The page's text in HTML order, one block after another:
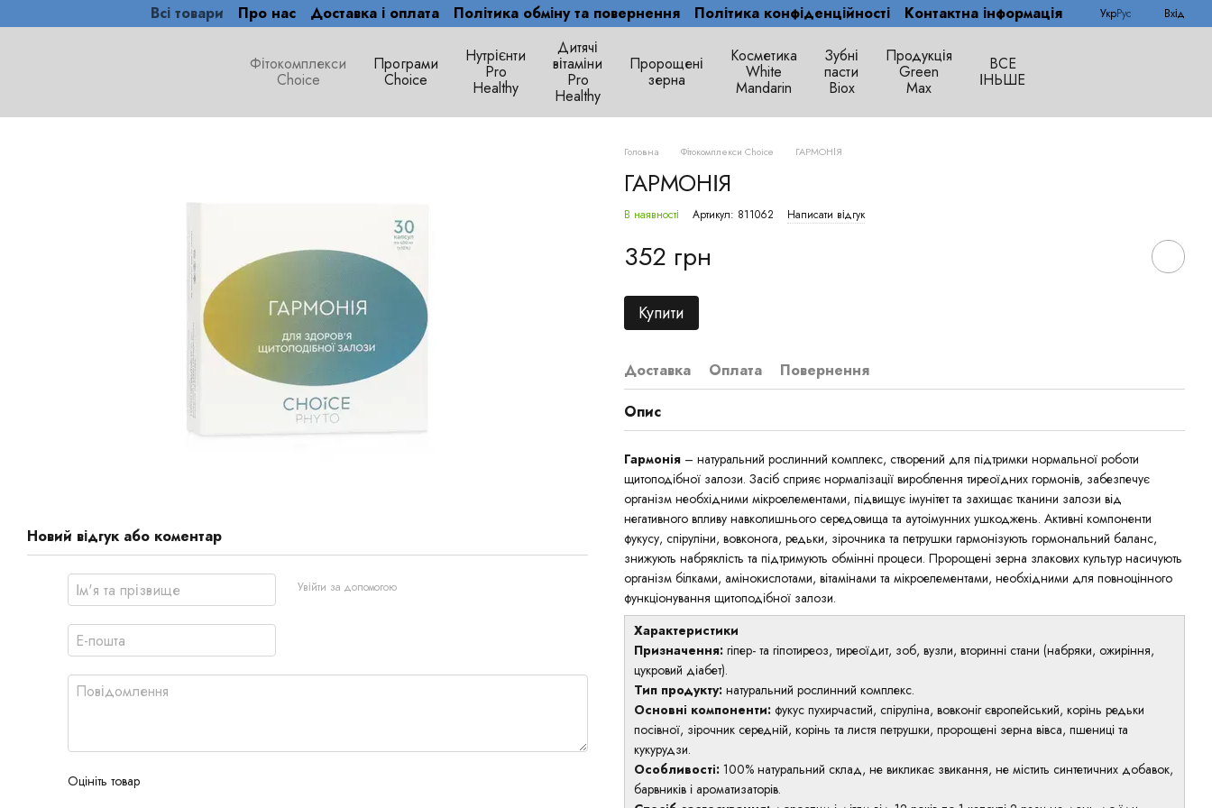
Перейти до основного контенту
Всі товари Про нас Доставка і оплата Політика обміну та повернення Політика конфіденційності Контактна інформація УкрРус Вхід
Фітокомплекси
Сhoice
Програми
Choice
Нутрієнти
Рro
Healthy
Дитячі
вітаміни
Pro
Healthy
Пророщені
зерна
Косметика
White
Mandarin
Зубні
пасти
Biox
Продукція
Green
Max
ВСЕ
ІНЬШЕ
Новий відгук або коментар
Увійти за допомогою
Оцініть товар
Головна Фітокомплекси Сhoice ГАРМОНІЯ
ГАРМОНІЯ
В наявності Артикул: 811062 Написати відгук
352 грн
Купити
Доставка Оплата
Повернення
Опис
Гармонія – натуральний рослинний комплекс, створений для підтримки нормальної роботи
щитоподібної залози. Засіб сприяє нормалізації вироблення тиреоїдних гормонів, забезпечує
організм необхідними мікроелементами, підвищує імунітет та захищає тканини залози від
негативного впливу навколишнього середовища та аутоімунних ушкоджень. Активні компоненти
фукусу, спіруліни, вовконога, редьки, зірочника та петрушки гармонізують гормональний баланс,
знижують набряклість та підтримують обмінні процеси. Пророщені зерна злакових культур насичують
організм білками, амінокислотами, вітамінами та мікроелементами, необхідними для повноцінного
функціонування щитоподібної залози.
Характеристики
Призначення: гіпер- та гіпотиреоз, тиреоїдит, зоб, вузли, вторинні стани (набряки, ожиріння,
цукровий діабет).
Тип продукту: натуральний рослинний комплекс.
Основні компоненти: фукус пухирчастий, спіруліна, вовконіг європейський, корінь редьки
посівної, зірочник середній, корінь та листя петрушки, пророщені зерна вівса, пшениці та
кукурудзи.
Особливості: 100% натуральний склад, не викликає звикання, не містить синтетичних добавок,
барвників і ароматизаторів.